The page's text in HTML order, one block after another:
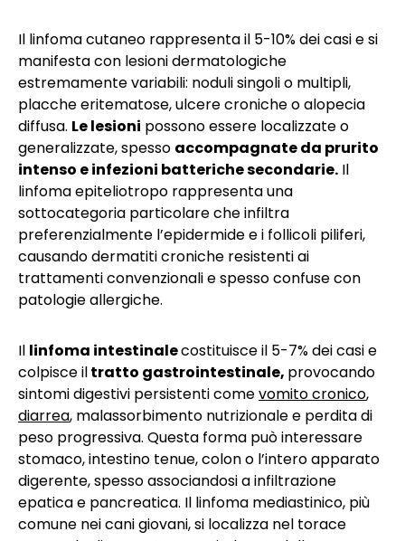
Il linfoma cutaneo rappresenta il 5-10% dei casi e si
manifesta con lesioni dermatologiche
estremamente variabili: noduli singoli o multipli,
placche eritematose, ulcere croniche o alopecia
diffusa. Le lesioni possono essere localizzate o
generalizzate, spesso accompagnate da prurito
intenso e infezioni batteriche secondarie. Il
linfoma epiteliotropo rappresenta una
sottocategoria particolare che infiltra
preferenzialmente l’epidermide e i follicoli piliferi,
causando dermatiti croniche resistenti ai
trattamenti convenzionali e spesso confuse con
patologie allergiche.
Il linfoma intestinalecostituisce il 5-7% dei casi e
colpisce iltratto gastrointestinale, provocando
sintomi digestivi persistenti comevomito cronico,
diarrea, malassorbimento nutrizionale e perdita di
peso progressiva. Questa forma può interessare
stomaco, intestino tenue, colon o l’intero apparato
digerente, spesso associandosi a infiltrazione
epatica e pancreatica. Il linfoma mediastinico, più
comune nei cani giovani, si localizza nel torace